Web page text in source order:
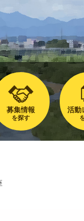
募集情報
を探す
活動